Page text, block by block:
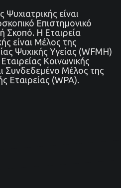
Ψυχιατρικής είναι
Επιστημονικό
Σκοπό. Η Εταιρεία
είναι Μέλος της
Ψυχικής Υγείας (WFMH)
Κοινωνικής
Συνδεδεμένο Μέλος της
Εταιρείας (WPA).